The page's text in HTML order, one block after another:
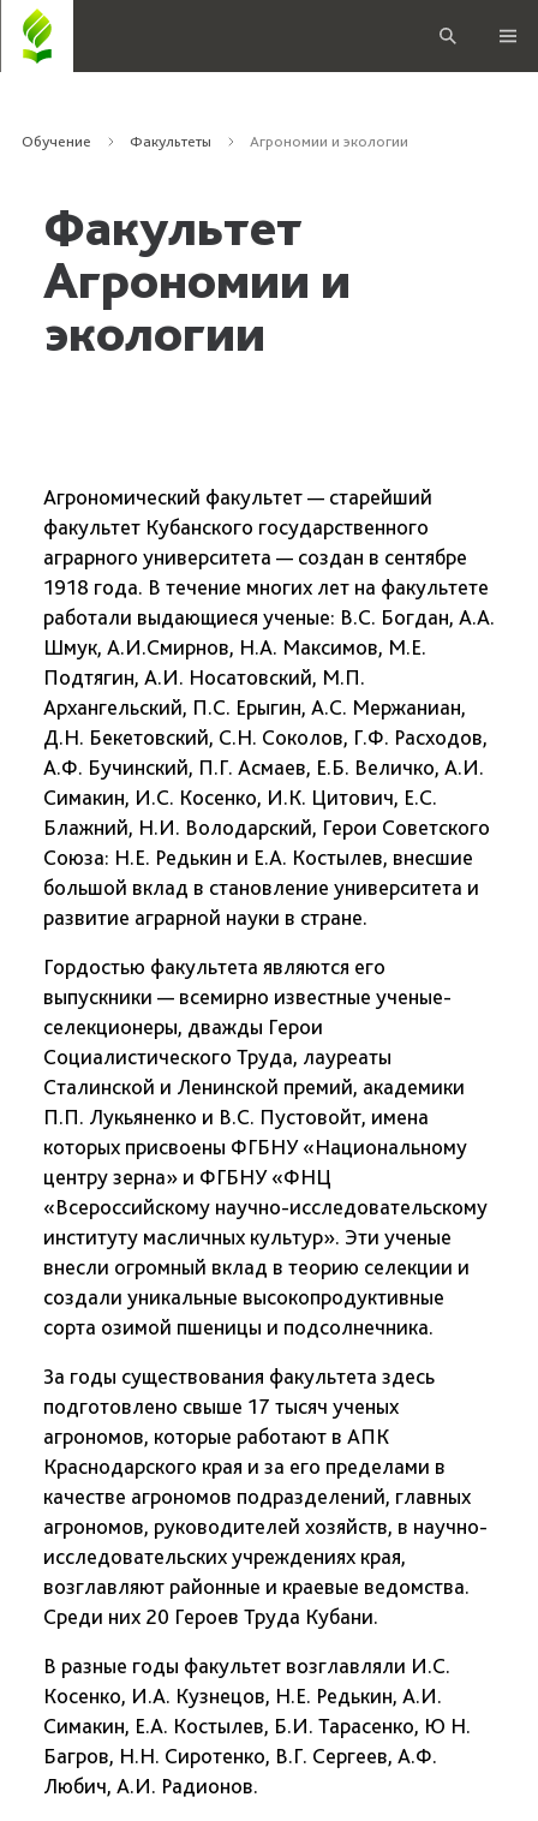
Обучение Факультеты Агрономии и экологии
Факультет
Агрономии и
экологии
Агрономический факультет — старейший
факультет Кубанского государственного
аграрного университета — создан в сентябре
1918 года. В течение многих лет на факультете
работали выдающиеся ученые: В.С. Богдан, А.А.
Шмук, А.И.Смирнов, Н.А. Максимов, М.Е.
Подтягин, А.И. Носатовский, М.П.
Архангельский, П.С. Ерыгин, А.С. Мержаниан,
Д.Н. Бекетовский, С.Н. Соколов, Г.Ф. Расходов,
А.Ф. Бучинский, П.Г. Асмаев, Е.Б. Величко, А.И.
Симакин, И.С. Косенко, И.К. Цитович, Е.С.
Блажний, Н.И. Володарский, Герои Советского
Союза: Н.Е. Редькин и Е.А. Костылев, внесшие
большой вклад в становление университета и
развитие аграрной науки в стране.
Гордостью факультета являются его
выпускники — всемирно известные ученые-
селекционеры, дважды Герои
Социалистического Труда, лауреаты
Сталинской и Ленинской премий, академики
П.П. Лукьяненко и B.C. Пустовойт, имена
которых присвоены ФГБНУ «Национальному
центру зерна» и ФГБНУ «ФНЦ
«Всероссийскому научно-исследовательскому
институту масличных культур». Эти ученые
внесли огромный вклад в теорию селекции и
создали уникальные высокопродуктивные
сорта озимой пшеницы и подсолнечника.
За годы существования факультета здесь
подготовлено свыше 17 тысяч ученых
агрономов, которые работают в АПК
Краснодарского края и за его пределами в
качестве агрономов подразделений, главных
агрономов, руководителей хозяйств, в научно-
исследовательских учреждениях края,
возглавляют районные и краевые ведомства.
Среди них 20 Героев Труда Кубани.
В разные годы факультет возглавляли И.С.
Косенко, И.А. Кузнецов, Н.Е. Редькин, А.И.
Симакин, Е.А. Костылев, Б.И. Тарасенко, Ю Н.
Багров, Н.Н. Сиротенко, В.Г. Сергеев, А.Ф.
Любич, А.И. Радионов.